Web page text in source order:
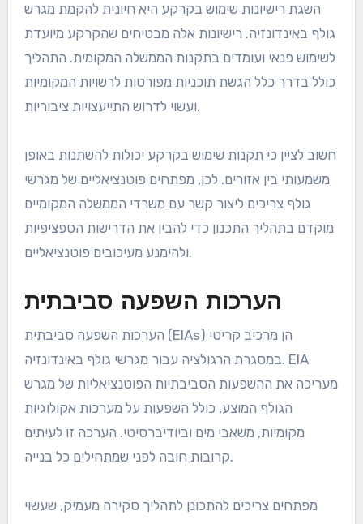
השגת רישיונות שימוש בקרקע היא חיונית להקמת מגרש
גולף באינדונזיה. רישיונות אלה מבטיחים שהקרקע מיועדת
לשימוש פנאי ועומדים בתקנות הממשלה המקומית. התהליך
כולל בדרך כלל הגשת תוכניות מפורטות לרשויות המקומיות
ועשוי לדרוש התייעצויות ציבוריות.
חשוב לציין כי תקנות שימוש בקרקע יכולות להשתנות באופן
משמעותי בין אזורים. לכן, מפתחים פוטנציאליים של מגרשי
גולף צריכים ליצור קשר עם משרדי הממשלה המקומיים
מוקדם בתהליך התכנון כדי להבין את הדרישות הספציפיות
ולהימנע מעיכובים פוטנציאליים.
הערכות השפעה סביבתית
הערכות השפעה סביבתית (EIAs) הן מרכיב קריטי
במסגרת הרגולציה עבור מגרשי גולף באינדונזיה. EIA
מעריכה את ההשפעות הסביבתיות הפוטנציאליות של מגרש
הגולף המוצע, כולל השפעות על מערכות אקולוגיות
מקומיות, משאבי מים וביודיברסיטי. הערכה זו לעיתים
קרובות חובה לפני שמתחילים כל בנייה.
מפתחים צריכים להתכונן לתהליך סקירה מעמיק, שעשוי